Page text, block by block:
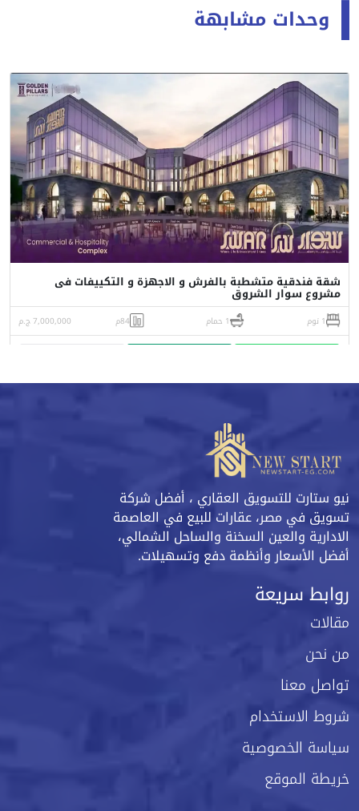
وحدات مشابهة
شقة فندقية متشطبة بالفرش و الاجهزة و التكييفات فى
مشروع سوار الشروق
1 نوم 1 حمام 84م 7,000,000 ج.م
نيو ستارت للتسويق العقاري ، أفضل شركة
تسويق في مصر، عقارات للبيع في العاصمة
الادارية والعين السخنة والساحل الشمالي،
أفضل الأسعار وأنظمة دفع وتسهيلات.
روابط سريعة
مقالات
من نحن
تواصل معنا
شروط الاستخدام
سياسة الخصوصية
خريطة الموقع